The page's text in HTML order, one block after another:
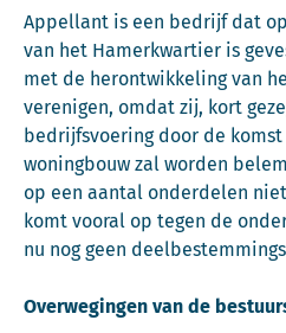
Appellant is een bedrijf dat
van het Hamerkwartier is
met de herontwikkeling van
verenigen, omdat zij, kort
bedrijfsvoering door de
woningbouw zal worden
op een aantal onderdelen
komt vooral op tegen de
nu nog geen
Overwegingen van de